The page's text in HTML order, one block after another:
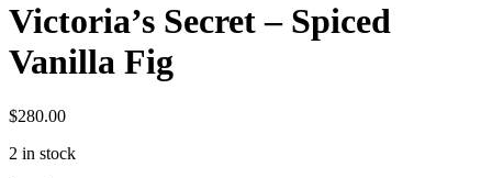
Victoria’s Secret – Spiced
Vanilla Fig
$280.00
2 in stock